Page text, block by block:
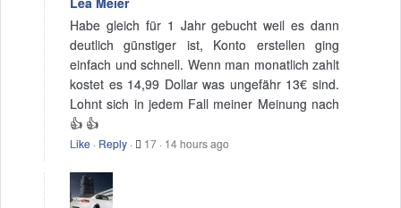
Habe gleich für 1 Jahr gebucht weil es dann
deutlich günstiger ist, Konto erstellen ging
einfach und schnell. Wenn man monatlich zahlt
kostet es 14,99 Dollar was ungefähr 13€ sind.
Lohnt sich in jedem Fall meiner Meinung nach
👍 👍
Like · Reply · 17 · 14 hours ago